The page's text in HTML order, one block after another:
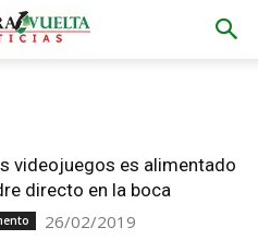
videojuegos es alimentado
directo en la boca
26/02/2019